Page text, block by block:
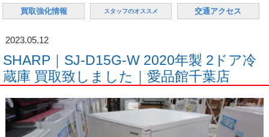
買取強化情報 スタッフのオススメ 交通アクセス
2023.05.12
SHARP｜SJ-D15G-W 2020年製 2ドア冷
蔵庫 買取致しました｜愛品館千葉店